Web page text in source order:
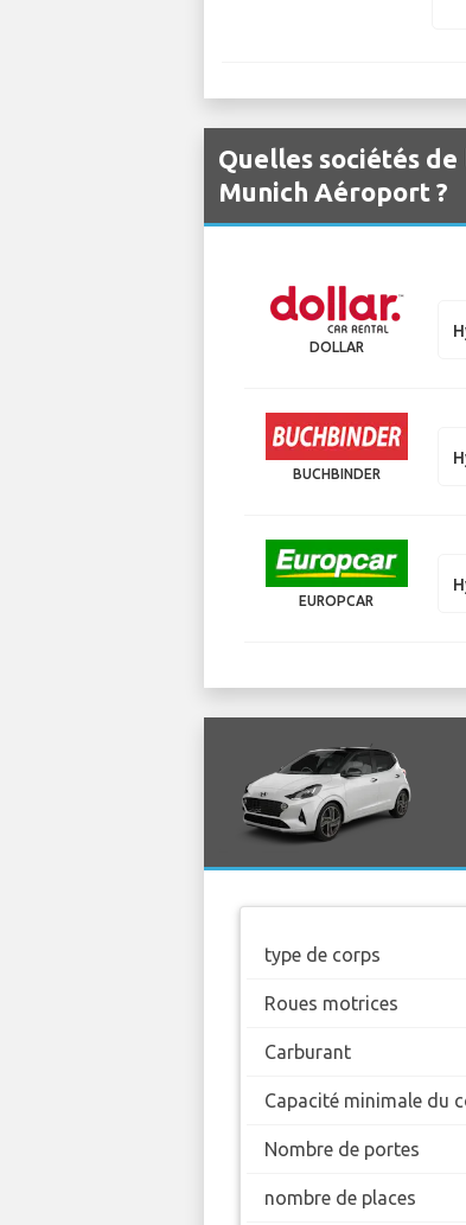
Quelles sociétés
Munich Aéroport ?
DOLLAR
BUCHBINDER
EUROPCAR
type de corps
Roues motrices
Carburant
Capacité minimale du
Nombre de portes
nombre de places